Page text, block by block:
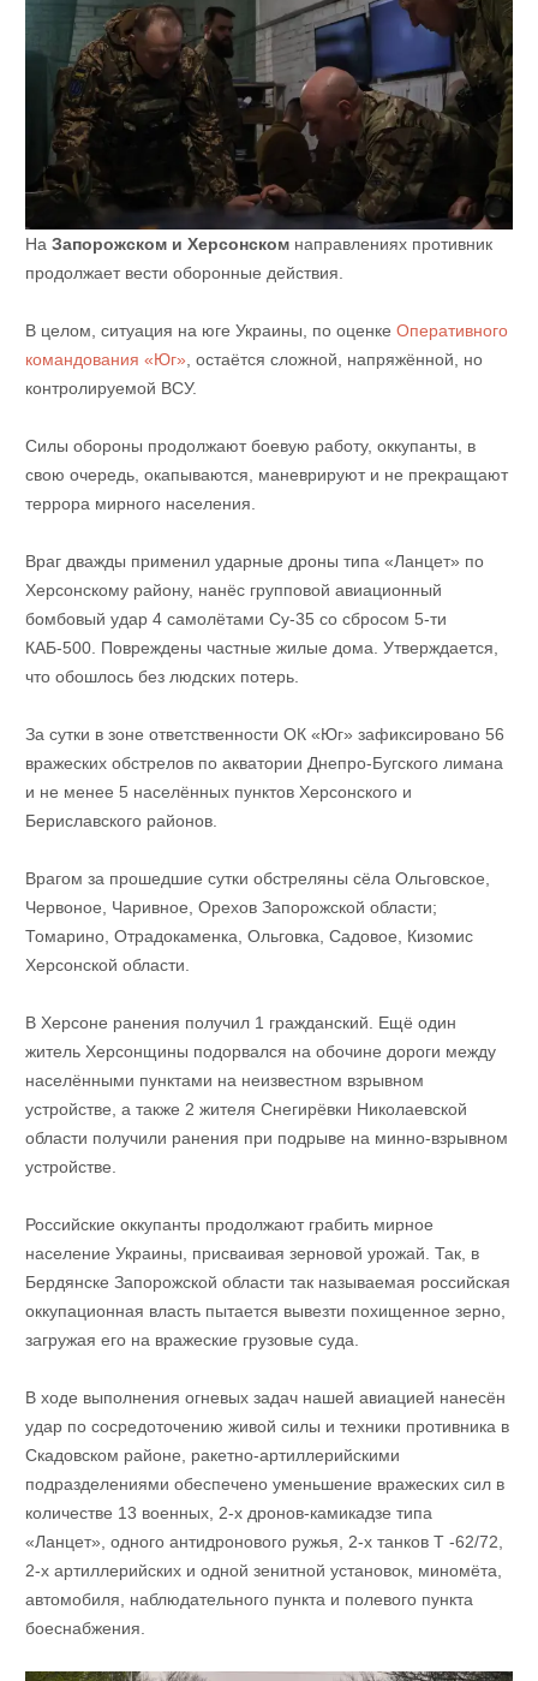
На Запорожском и Херсонскомнаправлениях противник
продолжает вести оборонные действия.
В целом, ситуация на юге Украины, по оценке Оперативного
командования «Юг», остаётся сложной, напряжённой, но
контролируемой ВСУ.
Силы обороны продолжают боевую работу, оккупанты, в
свою очередь, окапываются, маневрируют и не прекращают
террора мирного населения.
Враг дважды применил ударные дроны типа «Ланцет» по
Херсонскому району, нанёс групповой авиационный
бомбовый удар 4 самолётами Су-35 со сбросом 5-ти
КАБ-500. Повреждены частные жилые дома. Утверждается,
что обошлось без людских потерь.
За сутки в зоне ответственности ОК «Юг» зафиксировано 56
вражеских обстрелов по акватории Днепро-Бугского лимана
и не менее 5 населённых пунктов Херсонского и
Бериславского районов.
Врагом за прошедшие сутки обстреляны сёла Ольговское,
Червоное, Чаривное, Орехов Запорожской области;
Томарино, Отрадокаменка, Ольговка, Садовое, Кизомис
Херсонской области.
В Херсоне ранения получил 1 гражданский. Ещё один
житель Херсонщины подорвался на обочине дороги между
населёнными пунктами на неизвестном взрывном
устройстве, а также 2 жителя Снегирёвки Николаевской
области получили ранения при подрыве на минно-взрывном
устройстве.
Российские оккупанты продолжают грабить мирное
население Украины, присваивая зерновой урожай. Так, в
Бердянске Запорожской области так называемая российская
оккупационная власть пытается вывезти похищенное зерно,
загружая его на вражеские грузовые суда.
В ходе выполнения огневых задач нашей авиацией нанесён
удар по сосредоточению живой силы и техники противника в
Скадовском районе, ракетно-артиллерийскими
подразделениями обеспечено уменьшение вражеских сил в
количестве 13 военных, 2-х дронов-камикадзе типа
«Ланцет», одного антидронового ружья, 2-х танков Т -62/72,
2-х артиллерийских и одной зенитной установок, миномёта,
автомобиля, наблюдательного пункта и полевого пункта
боеснабжения.